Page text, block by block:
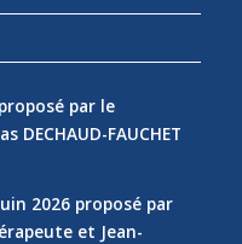
par le
FAUCHET
2026 proposé par
et Jean-